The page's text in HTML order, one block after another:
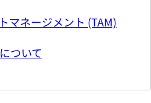
マネージメント (TAM)
ついて